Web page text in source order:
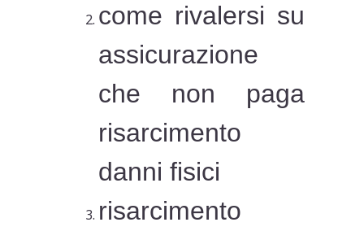
come rivalersi su
assicurazione
che non paga
risarcimento
danni fisici
risarcimento